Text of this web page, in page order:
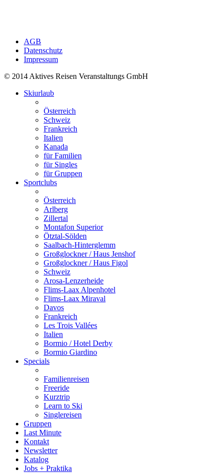
AGB
Datenschutz
Impressum
© 2014 Aktives Reisen Veranstaltungs GmbH
Skiurlaub
Österreich
Schweiz
Frankreich
Italien
Kanada
für Familien
für Singles
für Gruppen
Sportclubs
Österreich
Arlberg
Zillertal
Montafon Superior
Ötztal-Sölden
Saalbach-Hinterglemm
Großglockner / Haus Jenshof
Großglockner / Haus Figol
Schweiz
Arosa-Lenzerheide
Flims-Laax Alpenhotel
Flims-Laax Miraval
Davos
Frankreich
Les Trois Vallées
Italien
Bormio / Hotel Derby
Bormio Giardino
Specials
Familienreisen
Freeride
Kurztrip
Learn to Ski
Singlereisen
Gruppen
Last Minute
Kontakt
Newsletter
Katalog
Jobs + Praktika